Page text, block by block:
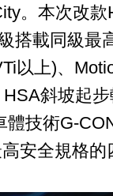
。本次改款
搭載同級最
以上)、
斜坡起
技術G-
安全規格的